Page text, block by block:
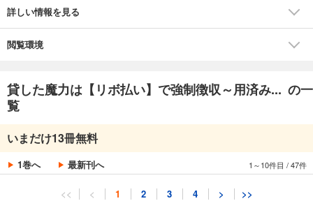
詳しい情報を見る
閲覧環境
貸した魔力は【リボ払い】で強制徴収～用済み... の一
覧
いまだけ13冊無料
1巻へ 最新刊へ 1～10件目 /47件
<< < 1 2 3 4 > >>